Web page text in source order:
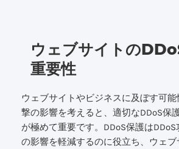
ウェブサイトの
重要性
ウェブサイトやビジネスに及ぼす可能
撃の影響を考えると、適切なDDoS保
が極めて重要です。DDoS保護は
の影響を軽減するのに役立ち、ウェ